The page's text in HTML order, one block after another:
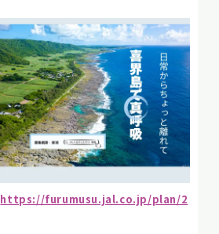
https://furumusu.jal.co.jp/plan/2